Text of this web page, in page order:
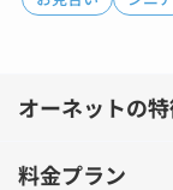
オーネットの
料金プラン